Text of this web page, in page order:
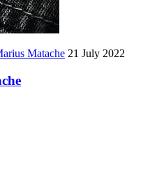
Matache 21 July 2022